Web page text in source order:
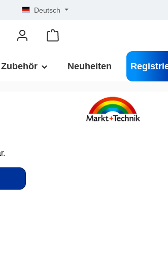
Deutsch
Zubehör Neuheiten